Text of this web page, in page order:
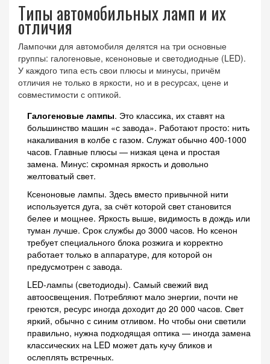
Типы автомобильных ламп и их
отличия
Лампочки для автомобиля делятся на три основные
группы: галогеновые, ксеноновые и светодиодные (LED).
У каждого типа есть свои плюсы и минусы, причём
отличия не только в яркости, но и в ресурсах, цене и
совместимости с оптикой.
Галогеновые лампы. Это классика, их ставят на
большинство машин «с завода». Работают просто: нить
накаливания в колбе с газом. Служат обычно 400-1000
часов. Главные плюсы — низкая цена и простая
замена. Минус: скромная яркость и довольно
желтоватый свет.
Ксеноновые лампы. Здесь вместо привычной нити
используется дуга, за счёт которой свет становится
белее и мощнее. Яркость выше, видимость в дождь или
туман лучше. Срок службы до 3000 часов. Но ксенон
требует специального блока розжига и корректно
работает только в аппаратуре, для которой он
предусмотрен с завода.
LED-лампы (светодиоды). Самый свежий вид
автоосвещения. Потребляют мало энергии, почти не
греются, ресурс иногда доходит до 20 000 часов. Свет
яркий, обычно с синим отливом. Но чтобы они светили
правильно, нужна подходящая оптика — иногда замена
классических на LED может дать кучу бликов и
ослеплять встречных.